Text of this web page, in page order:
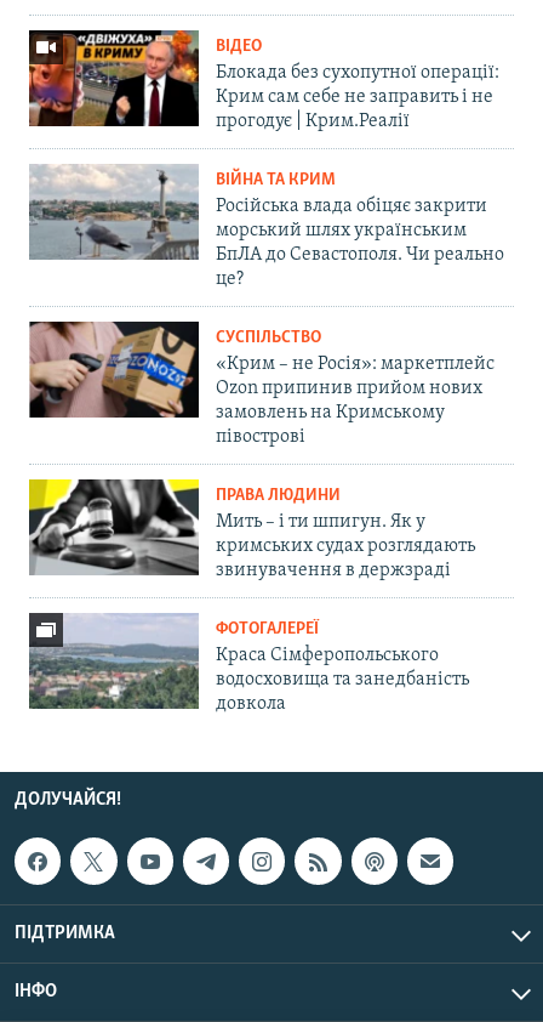
ВІДЕО
Блокада без сухопутної операції:
Крим сам себе не заправить і не
прогодує | Крим.Реалії
ВІЙНА ТА КРИМ
Російська влада обіцяє закрити
морський шлях українським
БпЛА до Севастополя. Чи реально
це?
СУСПІЛЬСТВО
«Крим – не Росія»: маркетплейс
Ozon припинив прийом нових
замовлень на Кримському
півострові
ПРАВА ЛЮДИНИ
Мить – і ти шпигун. Як у
кримських судах розглядають
звинувачення в держзраді
ФОТОГАЛЕРЕЇ
Краса Сімферопольського
водосховища та занедбаність
довкола
ДОЛУЧАЙСЯ!
ПІДТРИМКА
ІНФО